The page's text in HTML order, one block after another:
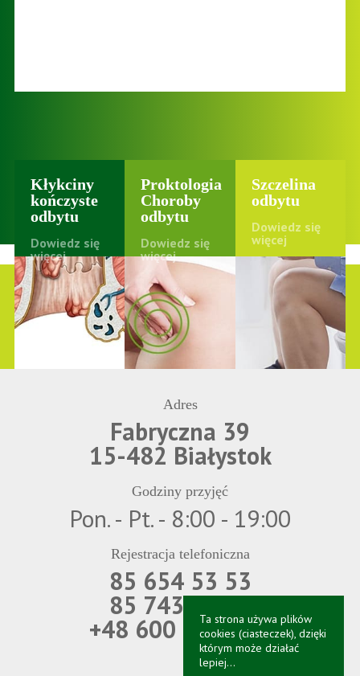
Kłykciny
kończyste
odbytu
Dowiedz się
więcej
Proktologia
Choroby
odbytu
Dowiedz się
więcej
Szczelina
odbytu
Dowiedz się
więcej
Adres
Fabryczna 39
15-482 Białystok
Godziny przyjęć
Pon. - Pt. - 8:00 - 19:00
Rejestracja telefoniczna
85 654 53 53
85 743 69 21
+48 600 850 566
Ta strona używa plików
cookies (ciasteczek), dzięki
którym może działać
lepiej...